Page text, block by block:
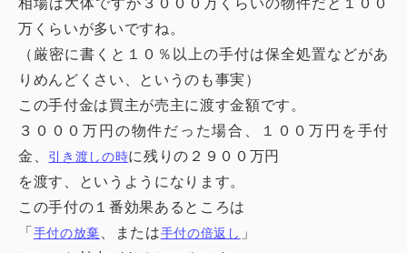
相場は大体ですが３０００万くらいの物件だと１００
万くらいが多いですね。
（厳密に書くと１０％以上の手付は保全処置などがあ
りめんどくさい、というのも事実）
この手付金は買主が売主に渡す金額です。
３０００万円の物件だった場合、１００万円を手付
金、 引き渡しの時に残りの２９００万円
を渡す、というようになります。
この手付の１番効果あるところは
「 手付の放棄 、または手付の倍返し 」